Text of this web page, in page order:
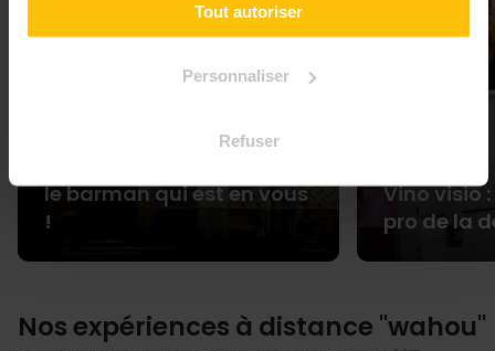
Tout autoriser
Personnaliser
Refuser
le barman qui est en vous
!
Vino visio
pro de la
Nos expériences à distance "wahou"